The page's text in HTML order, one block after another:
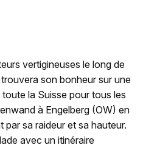
vertigineuses le long de
son bonheur sur une
la Suisse pour tous les
à Engelberg (OW) en
sa raideur et sa hauteur.
avec un itinéraire